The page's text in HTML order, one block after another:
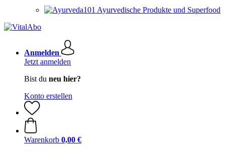
Ayurvedische Produkte und Superfood
Anmelden
Jetzt anmelden
Bist du neu hier?
Konto erstellen
Warenkorb 0,00 €